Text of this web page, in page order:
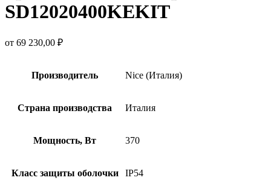
SD12020400KEKIT
от 69 230,00 ₽
Производитель Nice (Италия)
Страна производства Италия
Мощность, Вт 370
Класс защиты оболочки IP54